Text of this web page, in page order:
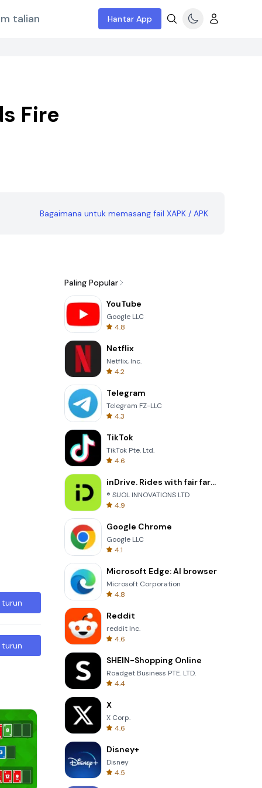
talian Hantar App
Fire
Bagaimana untuk memasang fail XAPK / APK
Paling Popular
YouTube
Google LLC
4.8
Netflix
Netflix, Inc.
4.2
Telegram
Telegram FZ-LLC
4.3
TikTok
TikTok Pte. Ltd.
4.6
inDrive. Rides with fair fares
® SUOL INNOVATIONS LTD
4.9
Google Chrome
Google LLC
4.1
Microsoft Edge: AI browser
Microsoft Corporation
4.8
Reddit
reddit Inc.
4.6
SHEIN-Shopping Online
Roadget Business PTE. LTD.
4.4
X
X Corp.
4.6
Disney+
Disney
4.5